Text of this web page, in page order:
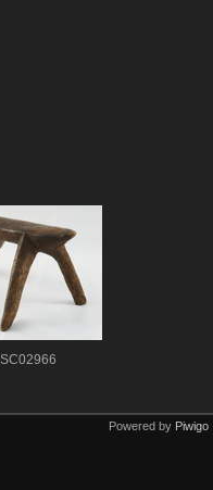
Powered by Piwigo